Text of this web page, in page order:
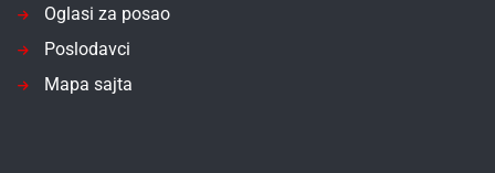
Oglasi za posao
Poslodavci
Mapa sajta